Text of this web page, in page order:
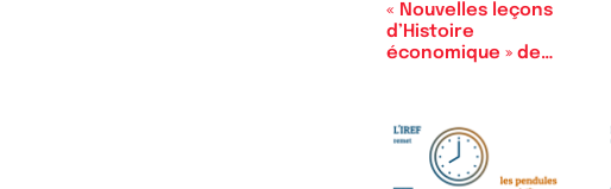
« Nouvelles leçons
d’Histoire
économique » de…